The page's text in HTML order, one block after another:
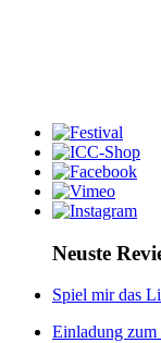
Neuste
Spiel mir das
Einladung zum